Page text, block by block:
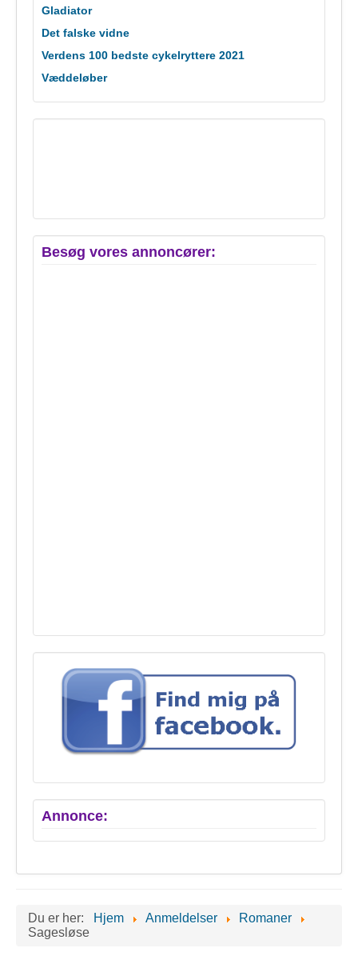
Gladiator
Det falske vidne
Verdens 100 bedste cykelryttere 2021
Væddeløber
Besøg vores annoncører:
Annonce:
Du er her: Hjem Anmeldelser
Romaner
Sagesløse